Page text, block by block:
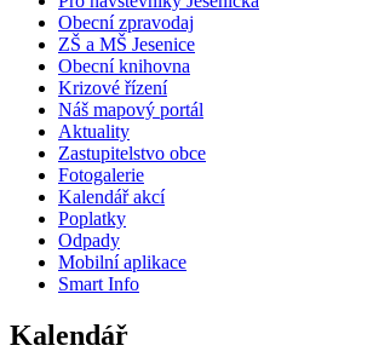
Obecní zpravodaj
ZŠ a MŠ Jesenice
Obecní knihovna
Krizové řízení
Náš mapový portál
Aktuality
Zastupitelstvo obce
Fotogalerie
Kalendář akcí
Poplatky
Odpady
Mobilní aplikace
Smart Info
Kalendář